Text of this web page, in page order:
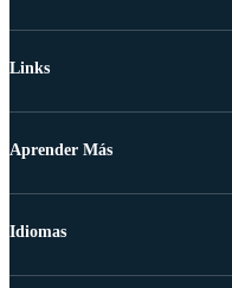
Links
Aprender Más
Idiomas